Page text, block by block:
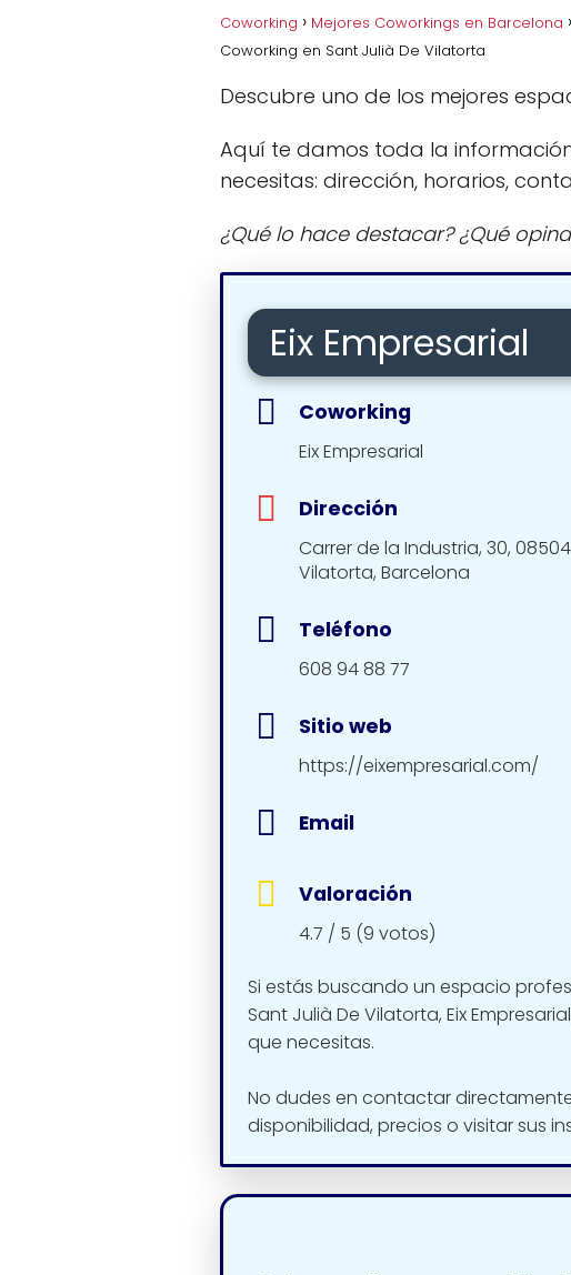
Coworking Mejores Coworkings en Barcelona
Coworking en Sant Julià De Vilatorta
Descubre uno de los mejores
Aquí te damos toda la
necesitas: dirección, horarios,
¿Qué lo hace destacar? ¿Qué
Eix Empresarial
Coworking
Eix Empresarial
Dirección
Carrer de la Industria, 30,
Vilatorta, Barcelona
Teléfono
608 94 88 77
Sitio web
https://eixempresarial.com/
Email
Valoración
4.7 / 5 (9 votos)
Si estás buscando un espacio
Sant Julià De Vilatorta, Eix
que necesitas.
No dudes en contactar
disponibilidad, precios o visitar sus